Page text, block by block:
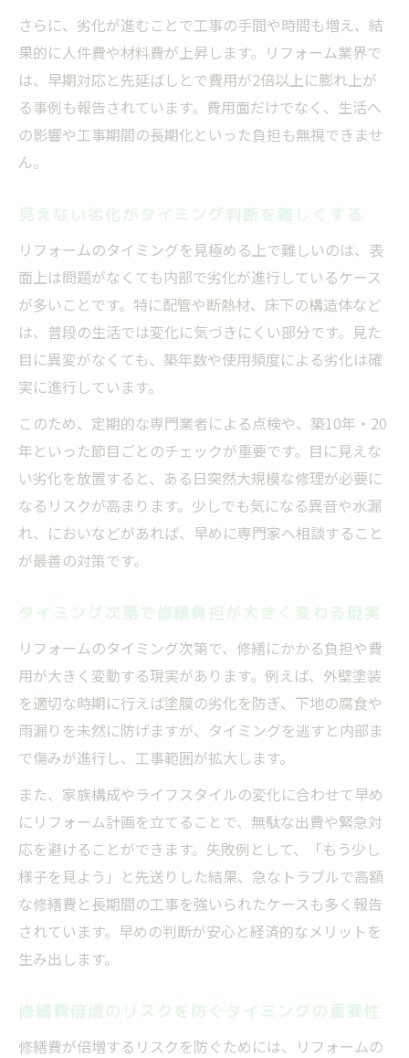
老朽化の進行とタイミングの関係を解説
タイミングを押さえた部分リフォーム戦略
先延ばしが生むコスト増と損失回避法とは
タイミングを逃すことで膨らむ損失の実態
先延ばしによる修繕費増加のメカニズム
タイミングを意識した損失回避のポイント
術
後悔しないための賢い判断基準を伝授
タイミング重視で後悔しない判断基準とは
賢いリフォームはタイミング選びが決め手
失敗しないためのタイミング判断ポイント
タイミングを見極める具体的な判断方法
長期的視点でのタイミング最適化が重要
さらに、劣化が進むことで工事の手間や時間も増え、結
果的に人件費や材料費が上昇します。リフォーム業界で
は、早期対応と先延ばしとで費用が2倍以上に膨れ上が
る事例も報告されています。費用面だけでなく、生活へ
の影響や工事期間の長期化といった負担も無視できませ
ん。
見えない劣化がタイミング判断を難しくする
リフォームのタイミングを見極める上で難しいのは、表
面上は問題がなくても内部で劣化が進行しているケース
が多いことです。特に配管や断熱材、床下の構造体など
は、普段の生活では変化に気づきにくい部分です。見た
目に異変がなくても、築年数や使用頻度による劣化は確
実に進行しています。
このため、定期的な専門業者による点検や、築10年・20
年といった節目ごとのチェックが重要です。目に見えな
い劣化を放置すると、ある日突然大規模な修理が必要に
なるリスクが高まります。少しでも気になる異音や水漏
れ、においなどがあれば、早めに専門家へ相談すること
が最善の対策です。
タイミング次第で修繕負担が大きく変わる現実
リフォームのタイミング次第で、修繕にかかる負担や費
用が大きく変動する現実があります。例えば、外壁塗装
を適切な時期に行えば塗膜の劣化を防ぎ、下地の腐食や
雨漏りを未然に防げますが、タイミングを逃すと内部ま
で傷みが進行し、工事範囲が拡大します。
また、家族構成やライフスタイルの変化に合わせて早め
にリフォーム計画を立てることで、無駄な出費や緊急対
応を避けることができます。失敗例として、「もう少し
様子を見よう」と先送りした結果、急なトラブルで高額
な修繕費と長期間の工事を強いられたケースも多く報告
されています。早めの判断が安心と経済的なメリットを
生み出します。
修繕費倍増のリスクを防ぐタイミングの重要性
修繕費が倍増するリスクを防ぐためには、リフォームの